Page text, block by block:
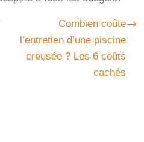
Combien coûte
l’entretien d’une piscine
creusée ? Les 6 coûts
cachés